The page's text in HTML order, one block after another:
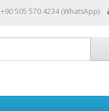
+90 505 570 4234 (WhatsApp)